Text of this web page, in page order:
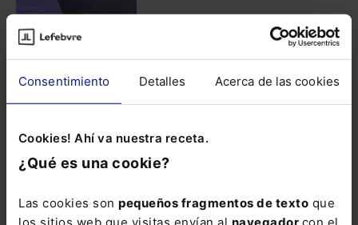
Consentimiento Detalles Acerca de las cookies
Cookies! Ahí va nuestra receta.
¿Qué es una cookie?
Las cookies son pequeños fragmentos de texto que
COMPRAR
comunicaciones